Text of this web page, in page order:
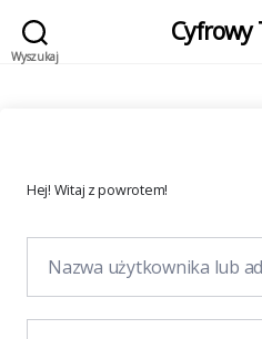
Wyszukaj
Cyfrowy
Hej! Witaj z powrotem!